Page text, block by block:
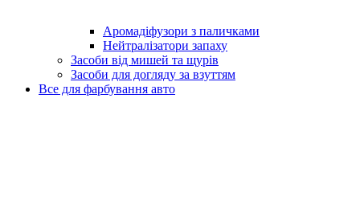
Аромадіфузори з паличками
Нейтралізатори запаху
Засоби від мишей та щурів
Засоби для догляду за взуттям
Все для фарбування авто